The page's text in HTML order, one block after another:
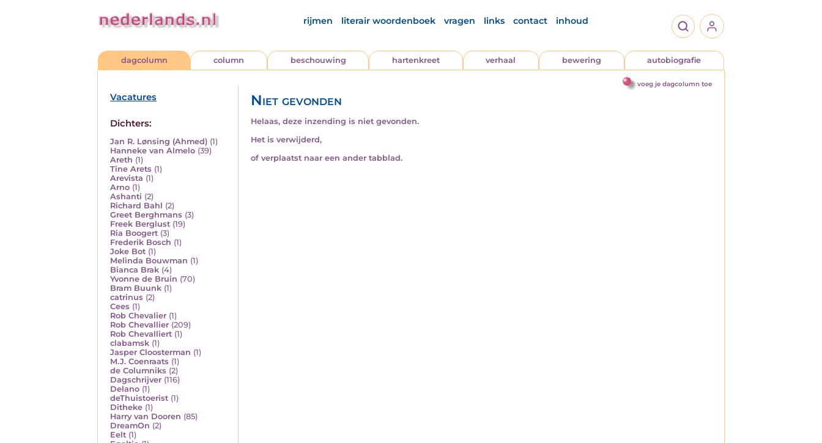
rijmen literair woordenboek vragen links contact inhoud
dagcolumn column beschouwing hartenkreet verhaal bewering autobiografie
voeg je dagcolumn toe
Vacatures
Dichters:
Jan R. Lønsing (Ahmed) (1)
Hanneke van Almelo (39)
Areth (1)
Tine Arets (1)
Arevista (1)
Arno (1)
Ashanti (2)
Richard Bahl (2)
Greet Berghmans (3)
Freek Berglust (19)
Ria Boogert (3)
Frederik Bosch (1)
Joke Bot (1)
Melinda Bouwman (1)
Bianca Brak (4)
Yvonne de Bruin (70)
Bram Buunk (1)
catrinus (2)
Cees (1)
Rob Chevalier (1)
Rob Chevallier (209)
Rob Chevalliert (1)
clabamsk (1)
Jasper Cloosterman (1)
M.J. Coenraats (1)
de Columniks (2)
Dagschrijver (116)
Delano (1)
deThuistoerist (1)
Ditheke (1)
Harry van Dooren (85)
DreamOn (2)
Eelt (1)
Niet gevonden
Helaas, deze inzending is niet gevonden.
Het is verwijderd,
of verplaatst naar een ander tabblad.